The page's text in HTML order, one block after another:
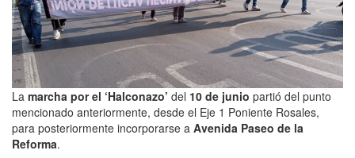
La marcha por el ‘Halconazo’ del 10 de junio partió del punto
mencionado anteriormente, desde el Eje 1 Poniente Rosales,
para posteriormente incorporarse a Avenida Paseo de la
Reforma.